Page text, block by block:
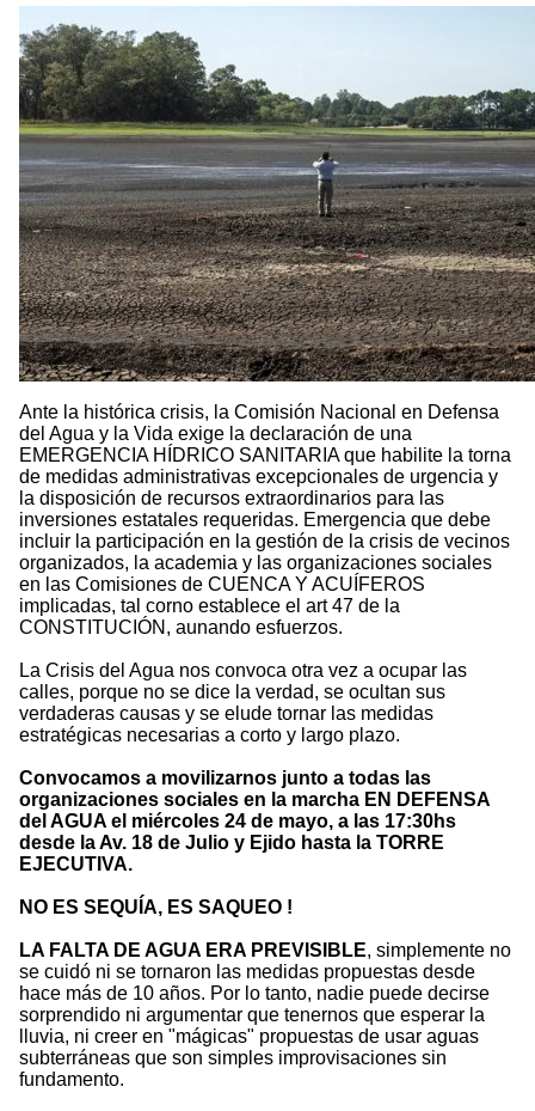
Ante la histórica crisis, la Comisión Nacional en Defensa
del Agua y la Vida exige la declaración de una
EMERGENCIA HÍDRICO SANITARIA que habilite la torna
de medidas administrativas excepcionales de urgencia y
la disposición de recursos extraordinarios para las
inversiones estatales requeridas. Emergencia que debe
incluir la participación en la gestión de la crisis de vecinos
organizados, la academia y las organizaciones sociales
en las Comisiones de CUENCA Y ACUÍFEROS
implicadas, tal corno establece el art 47 de la
CONSTITUCIÓN, aunando esfuerzos.
La Crisis del Agua nos convoca otra vez a ocupar las
calles, porque no se dice la verdad, se ocultan sus
verdaderas causas y se elude tornar las medidas
estratégicas necesarias a corto y largo plazo.
Convocamos a movilizarnos junto a todas las
organizaciones sociales en la marcha EN DEFENSA
del AGUA el miércoles 24 de mayo, a las 17:30hs
desde la Av. 18 de Julio y Ejido hasta la TORRE
EJECUTIVA.
NO ES SEQUÍA, ES SAQUEO !
LA FALTA DE AGUA ERA PREVISIBLE, simplemente no
se cuidó ni se tornaron las medidas propuestas desde
hace más de 10 años. Por lo tanto, nadie puede decirse
sorprendido ni argumentar que tenernos que esperar la
lluvia, ni creer en "mágicas" propuestas de usar aguas
subterráneas que son simples improvisaciones sin
fundamento.